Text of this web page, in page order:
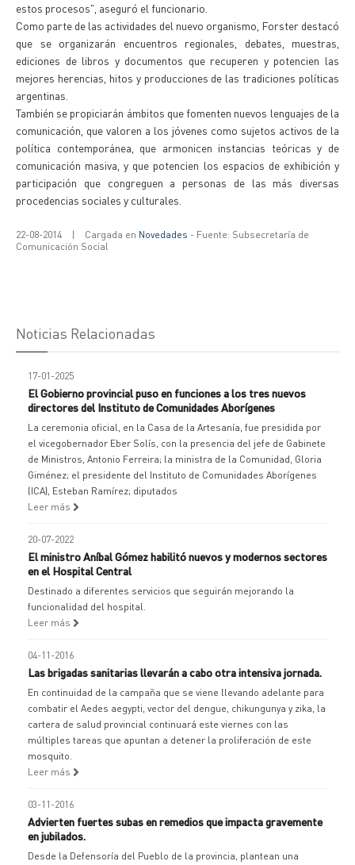
estos procesos", aseguró el funcionario.
Como parte de las actividades del nuevo organismo, Forster destacó
que se organizarán encuentros regionales, debates, muestras,
ediciones de libros y documentos que recuperen y potencien las
mejores herencias, hitos y producciones de las tradiciones políticas
argentinas.
También se propiciarán ámbitos que fomenten nuevos lenguajes de la
comunicación, que valoren a los jóvenes como sujetos activos de la
política contemporánea, que armonicen instancias teóricas y de
comunicación masiva, y que potencien los espacios de exhibición y
participación que congreguen a personas de las más diversas
procedencias sociales y culturales.
22-08-2014 | Cargada en Novedades - Fuente: Subsecretaría de
Comunicación Social
Noticias Relacionadas
17-01-2025
El Gobierno provincial puso en funciones a los tres nuevos
directores del Instituto de Comunidades Aborígenes
La ceremonia oficial, en la Casa de la Artesanía, fue presidida por
el vicegobernador Eber Solís, con la presencia del jefe de Gabinete
de Ministros, Antonio Ferreira; la ministra de la Comunidad, Gloria
Giménez; el presidente del Instituto de Comunidades Aborígenes
(ICA), Esteban Ramírez; diputados
Leer más
20-07-2022
El ministro Aníbal Gómez habilitó nuevos y modernos sectores
en el Hospital Central
Destinado a diferentes servicios que seguirán mejorando la
funcionalidad del hospital.
Leer más
04-11-2016
Las brigadas sanitarias llevarán a cabo otra intensiva jornada.
En continuidad de la campaña que se viene llevando adelante para
combatir el Aedes aegypti, vector del dengue, chikungunya y zika, la
cartera de salud provincial continuará este viernes con las
múltiples tareas que apuntan a detener la proliferación de este
mosquito.
Leer más
03-11-2016
Advierten fuertes subas en remedios que impacta gravemente
en jubilados.
Desde la Defensoría del Pueblo de la provincia, plantean una